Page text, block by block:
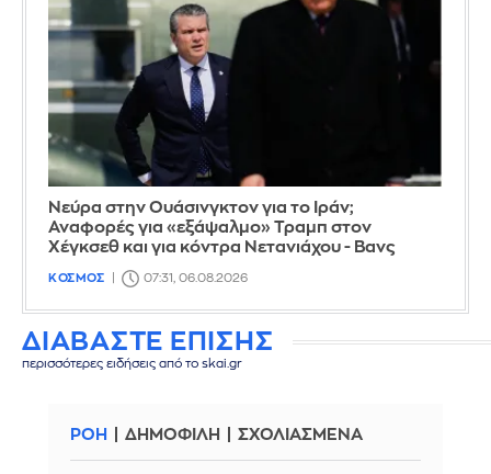
Νεύρα στην Ουάσινγκτον για το Ιράν;
Αναφορές για «εξάψαλμο» Τραμπ στον
Χέγκσεθ και για κόντρα Νετανιάχου - Βανς
ΚΟΣΜΟΣ 07:31, 06.08.2026
ΔΙΑΒΑΣΤΕ ΕΠΙΣΗΣ
περισσότερες ειδήσεις από το skai.gr
ΡΟΗ ΔΗΜΟΦΙΛΗ ΣΧΟΛΙΑΣΜΕΝΑ